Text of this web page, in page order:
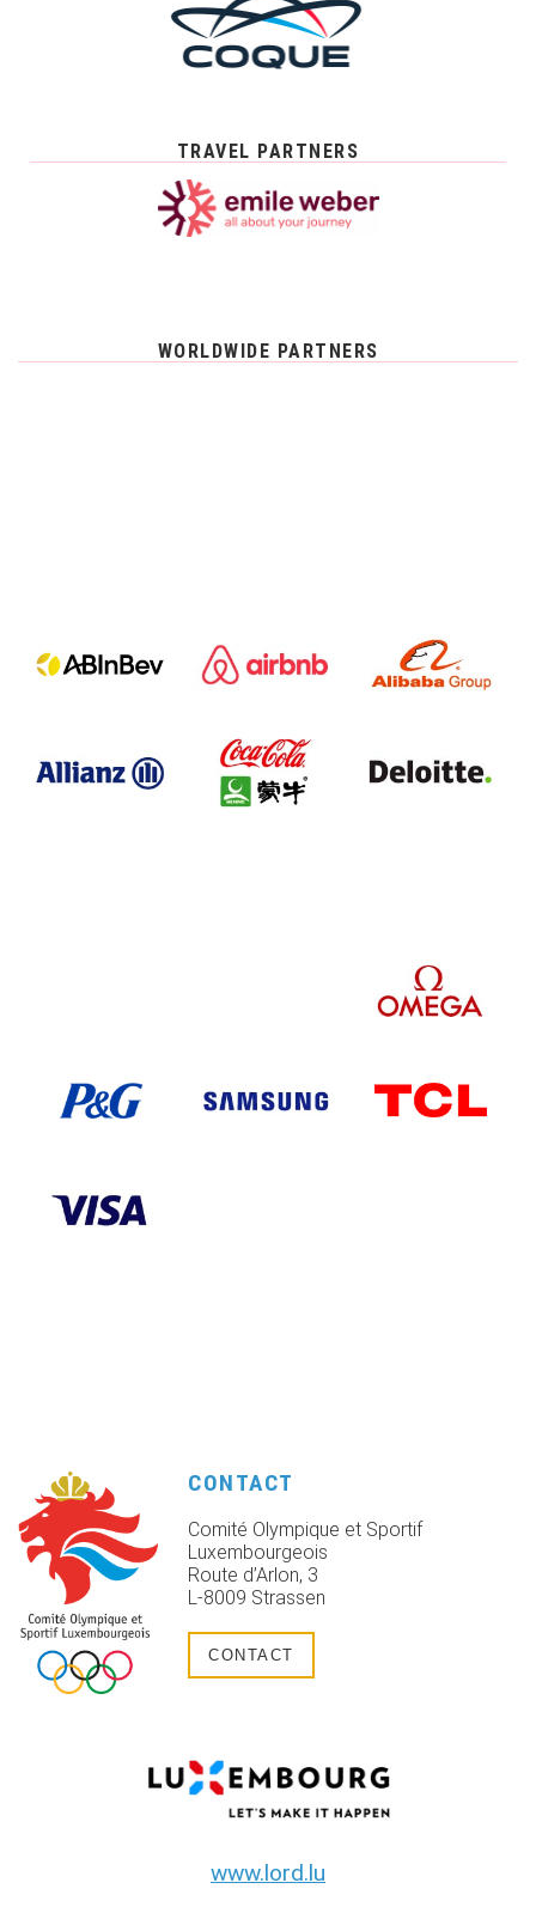
TRAVEL PARTNERS
WORLDWIDE PARTNERS
CONTACT
Comité Olympique et Sportif
Luxembourgeois
Route d’Arlon, 3
L-8009 Strassen
CONTACT
www.lord.lu